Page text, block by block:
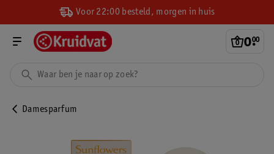
Voor 22:00 besteld, morgen in huis
0.
00
Damesparfum